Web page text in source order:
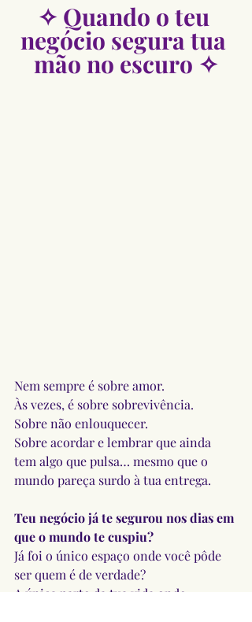
✧ Quando o teu
negócio segura tua
mão no escuro ✧
Nem sempre é sobre amor.
Às vezes, é sobre sobrevivência.
Sobre não enlouquecer.
Sobre acordar e lembrar que ainda
tem algo que pulsa… mesmo que o
mundo pareça surdo à tua entrega.
Teu negócio já te segurou nos dias em
que o mundo te cuspiu?
Já foi o único espaço onde você pôde
ser quem é de verdade?
A única parte da tua vida onde